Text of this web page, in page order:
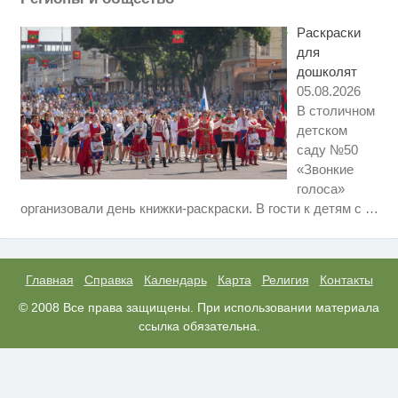
Раскраски
для
дошколят
05.08.2026
В столичном
детском
саду №50
«Звонкие
голоса»
организовали день книжки-раскраски. В гости к детям с …
Главная Справка Календарь Карта Религия
Контакты
© 2008 Все права защищены. При использовании материала
ссылка обязательна.
Ролик из Омска: вы будете
Крыма: Что люди вытворяют,
i
"Потеряли стыд в погоне за
"Диором": Поплавская вмазала
семейке Плющенко